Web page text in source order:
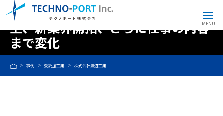
MENU
有効な問い合わせが2倍、利益率向
上、新業界開拓、さらに仕事の内容
まで変化
事例 受託加工業 株式会社渡辺工業